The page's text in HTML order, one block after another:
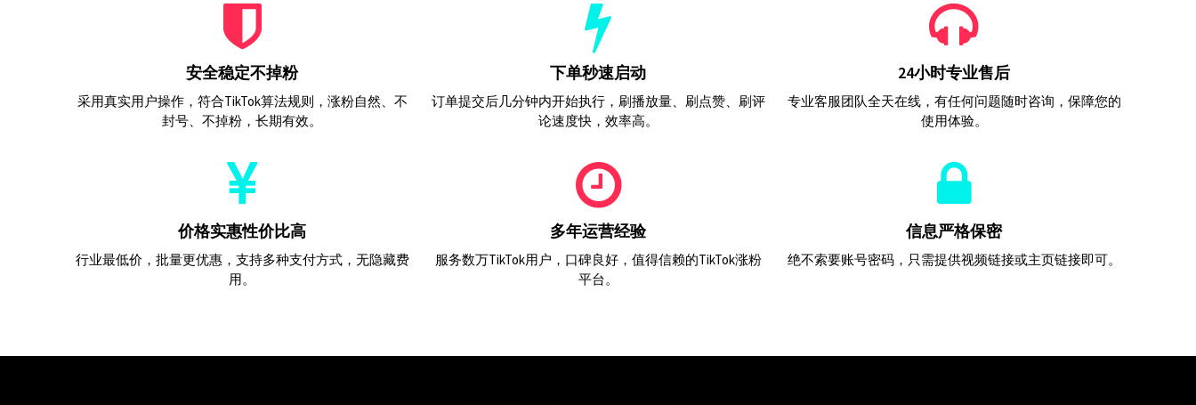
安全稳定不掉粉
采用真实用户操作，符合TikTok算法规则，涨粉自然、不
封号、不掉粉，长期有效。
下单秒速启动
订单提交后几分钟内开始执行，刷播放量、刷点赞、刷评
论速度快，效率高。
24小时专业售后
专业客服团队全天在线，有任何问题随时咨询，保障您的
使用体验。
价格实惠性价比高
行业最低价，批量更优惠，支持多种支付方式，无隐藏费
用。
多年运营经验
服务数万TikTok用户，口碑良好，值得信赖的TikTok涨粉
平台。
信息严格保密
绝不索要账号密码，只需提供视频链接或主页链接即可。